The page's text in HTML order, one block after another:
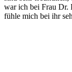
war ich bei Frau Dr.
fühle mich bei ihr